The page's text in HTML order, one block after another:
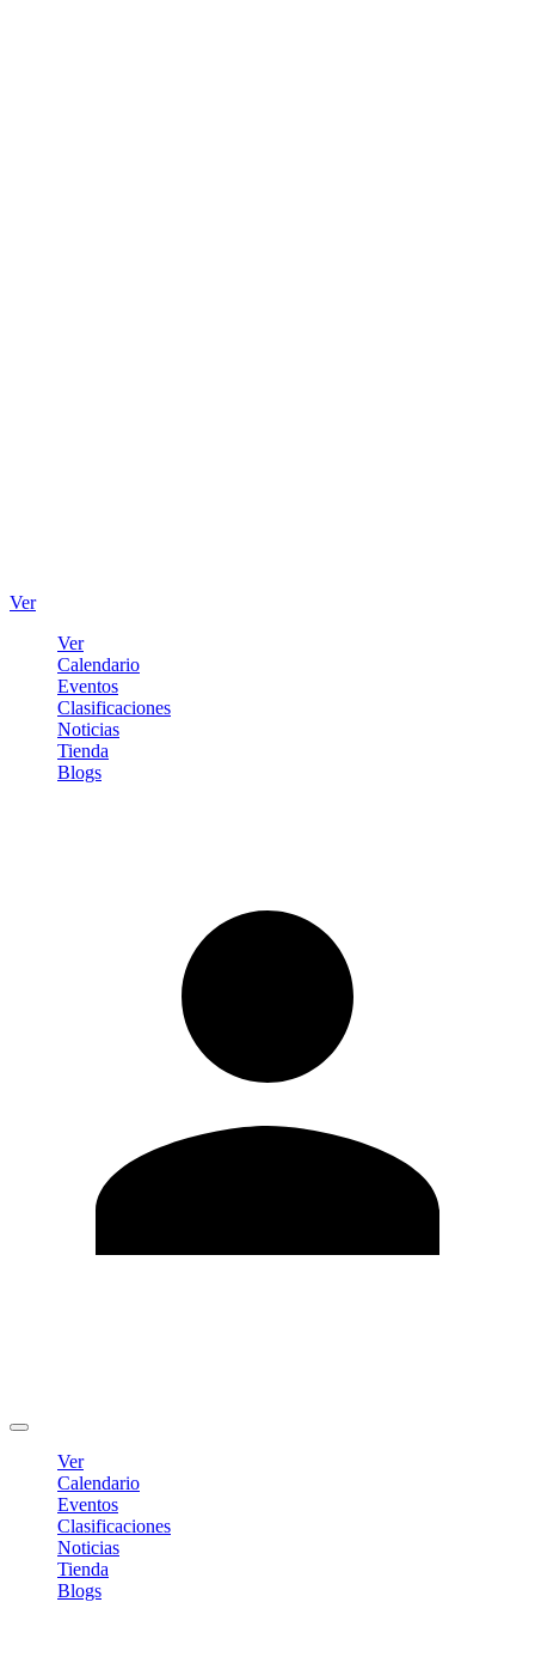
Ver
Ver
Calendario
Eventos
Clasificaciones
Noticias
Tienda
Blogs
Ver
Calendario
Eventos
Clasificaciones
Noticias
Tienda
Blogs